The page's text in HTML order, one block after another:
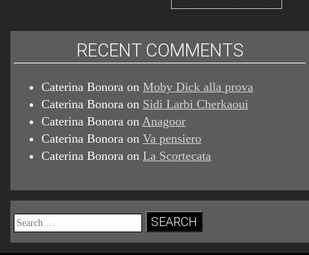
RECENT COMMENTS
Caterina Bonora on Moby Dick alla prova
Caterina Bonora on Sidi Larbi Cherkaoui
Caterina Bonora on Anagoor
Caterina Bonora on Va pensiero
Caterina Bonora on La Scortecata
Search
for: